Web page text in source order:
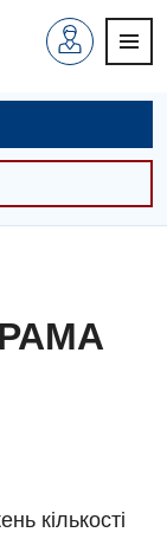
кількості